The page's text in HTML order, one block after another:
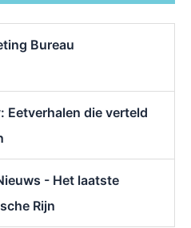
Bureau
Eetverhalen die verteld
- Het laatste
Rijn